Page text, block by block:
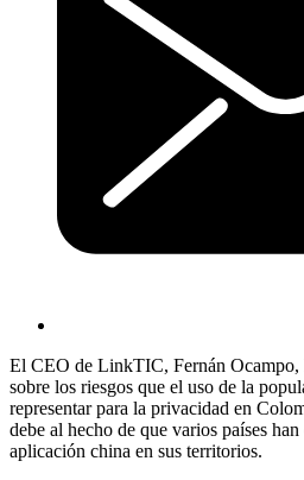
El CEO de LinkTIC, Fernán Ocampo,
sobre los riesgos que el uso de la
representar para la privacidad en
debe al hecho de que varios países
aplicación china en sus territorios.